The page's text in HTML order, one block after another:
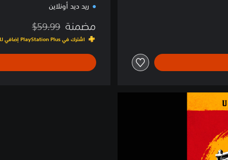
ريد ديد أونلاين
مضمنة مخصوم من السعر الأصلي
$59.99
اشترك في PlayStation Plus إضافي للوصول إلى هذه اللعبة ومئات غيرها في كتالوج الألعاب